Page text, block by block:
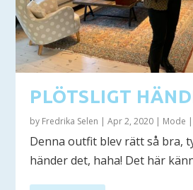
PLÖTSLIGT
by Fredrika Selen |Apr 2, 2020 | Mode |
Denna outfit blev rätt så bra,
händer det, haha! Det här